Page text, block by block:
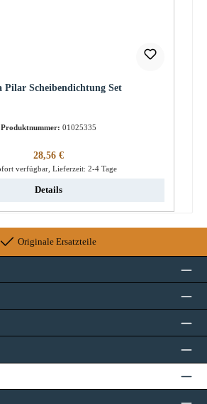
Pilar Scheibendichtung Set
Produktnummer: 01025335
Regulärer Preis:
28,56 €
verfügbar, Lieferzeit: 2-4 Tage
Details
Originale Ersatzteile